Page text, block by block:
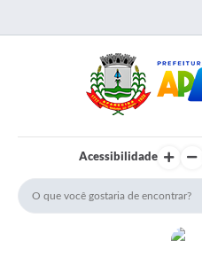
Acessibilidade